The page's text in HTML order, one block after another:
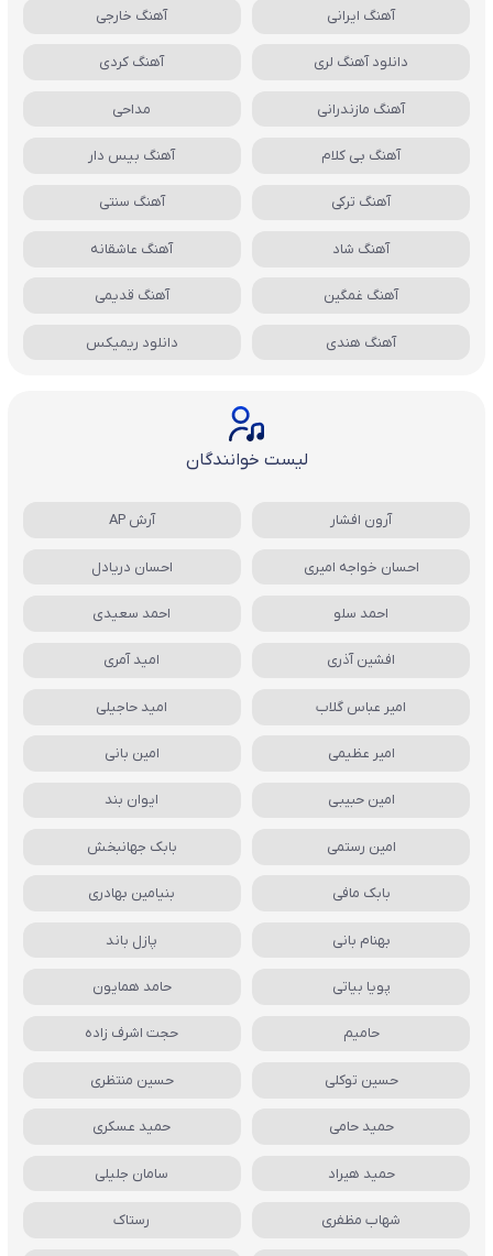
آهنگ ایرانی آهنگ خارجی
دانلود آهنگ لری آهنگ کردی
آهنگ مازندرانی مداحی
آهنگ بی کلام آهنگ بیس دار
آهنگ ترکی آهنگ سنتی
آهنگ شاد آهنگ عاشقانه
آهنگ غمگین آهنگ قدیمی
آهنگ هندی دانلود ریمیکس
لیست خوانندگان
آرون افشار آرش AP
احسان خواجه امیری احسان دریادل
احمد سلو احمد سعیدی
افشین آذری امید آمری
امیر عباس گلاب امید حاجیلی
امیر عظیمی امین بانی
امین حبیبی ایوان بند
امین رستمی بابک جهانبخش
بابک مافی بنیامین بهادری
بهنام بانی پازل باند
پویا بیاتی حامد همایون
حامیم حجت اشرف زاده
حسین توکلی حسین منتظری
حمید حامی حمید عسکری
حمید هیراد سامان جلیلی
شهاب مظفری رستاک